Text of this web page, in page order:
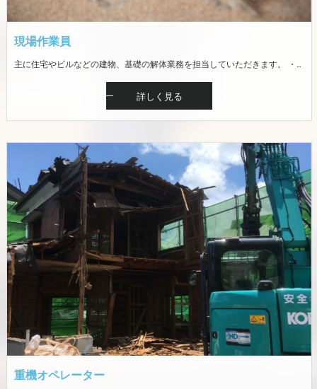
現場作業員
主に住宅やビルなどの建物、基礎の解体業務を担当していただきます。 ・解体手元作業（廃材仕分け、資材の分別、積み込み） ・解体重機（バックフォー）での作業・ダンプ運転 ※現場は魚沼地域（十日町市、南魚沼市、魚沼市） ※未経験者歓迎。重機運転免許の資格取得補助あり ※冬期は一般リフォームの内装解体等が主です
詳しく見る
重機オペレーター